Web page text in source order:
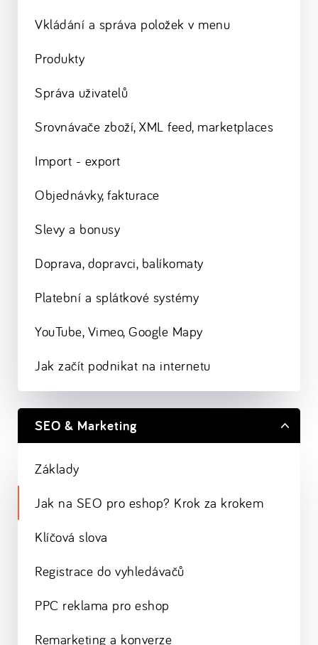
Vkládání a správa položek v menu
Produkty
Správa uživatelů
Srovnávače zboží, XML feed, marketplaces
Import - export
Objednávky, fakturace
Slevy a bonusy
Doprava, dopravci, balíkomaty
Platební a splátkové systémy
YouTube, Vimeo, Google Mapy
Jak začít podnikat na internetu
SEO & Marketing
Základy
Jak na SEO pro eshop? Krok za krokem
Klíčová slova
Registrace do vyhledávačů
PPC reklama pro eshop
Remarketing a konverze